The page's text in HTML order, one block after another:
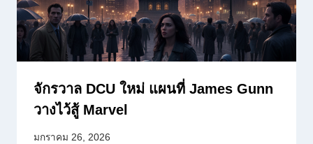
จักรวาล DCU ใหม่ แผนที่ James Gunn
วางไว้สู้ Marvel
มกราคม 26, 2026